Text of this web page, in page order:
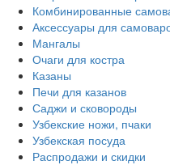
Комбинированные
Аксессуары для
Мангалы
Очаги для костра
Казаны
Печи для казанов
Саджи и сковороды
Узбекские ножи, пчаки
Узбекская посуда
Распродажи и скидки